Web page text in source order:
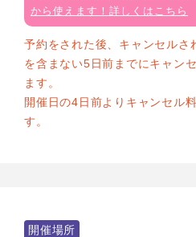
から使えます！詳しくはこちら
予約をされた後、キャンセルさ
を含まない5日前までにキャン
ます。
開催日の4日前よりキャンセル
す。
開催場所